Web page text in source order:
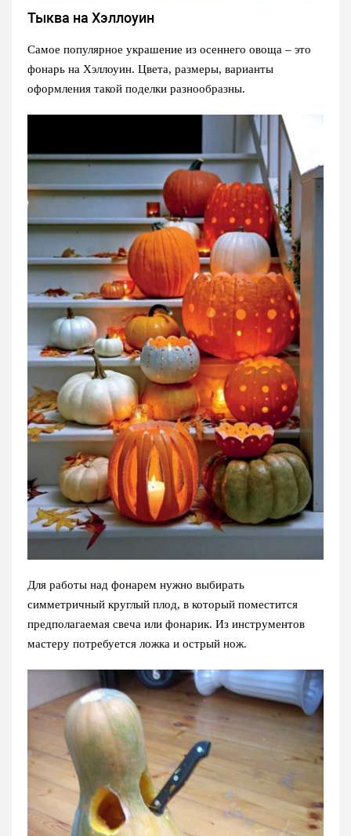
Тыква на Хэллоуин
Самое популярное украшение из осеннего овоща – это
фонарь на Хэллоуин. Цвета, размеры, варианты
оформления такой поделки разнообразны.
Для работы над фонарем нужно выбирать
симметричный круглый плод, в который поместится
предполагаемая свеча или фонарик. Из инструментов
мастеру потребуется ложка и острый нож.